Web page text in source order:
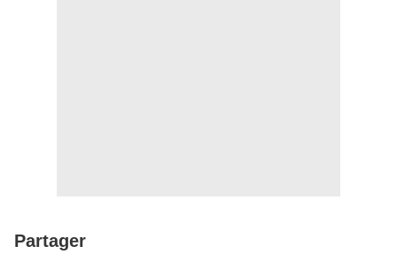
Partager